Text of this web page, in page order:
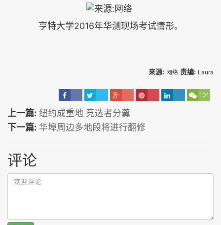
亨特大学2016年华测现场考试情形。
来源: 网络 责编: Laura
101
上一篇: 纽约成重地 竞选者分羹
下一篇: 华埠周边多地段将进行翻修
评论